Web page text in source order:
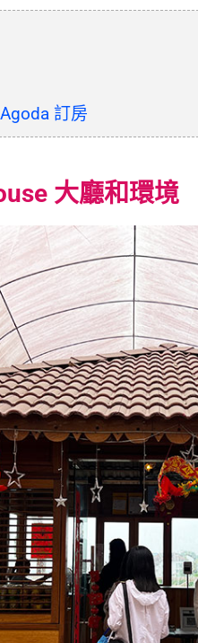
Agoda 訂房
大廳和環境